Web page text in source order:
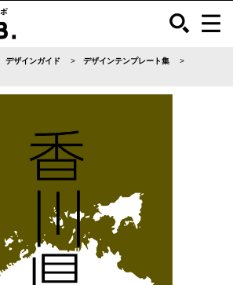
デザインガイド
デザインテンプレート集